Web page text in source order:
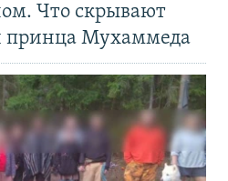
Что скрывают
принца Мухаммеда